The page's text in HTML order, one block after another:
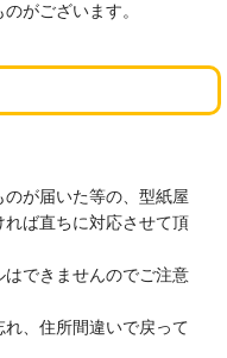
がございます。
が届いた等の、型紙屋
ば直ちに対応させて頂
できませんのでご注意
、住所間違いで戻って